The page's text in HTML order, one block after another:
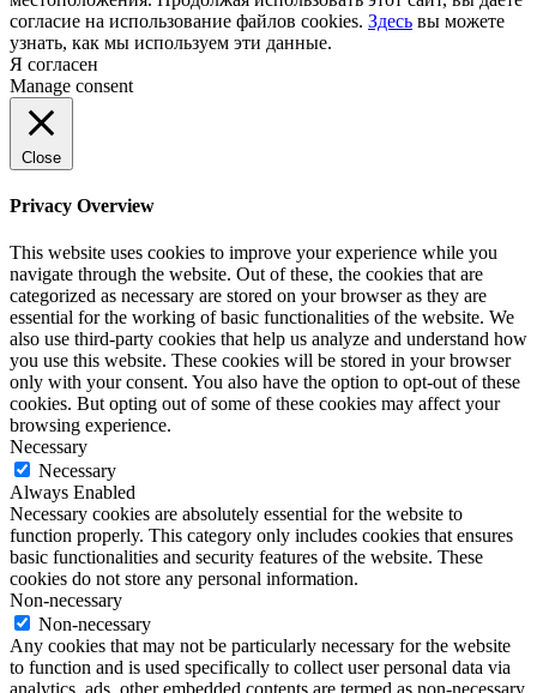
согласие на использование файлов cookies. Здесь вы можете
узнать, как мы используем эти данные.
Я согласен
Manage consent
Close
Privacy Overview
This website uses cookies to improve your experience while you
navigate through the website. Out of these, the cookies that are
categorized as necessary are stored on your browser as they are
essential for the working of basic functionalities of the website. We
also use third-party cookies that help us analyze and understand how
you use this website. These cookies will be stored in your browser
only with your consent. You also have the option to opt-out of these
cookies. But opting out of some of these cookies may affect your
browsing experience.
Necessary
Necessary
Always Enabled
Necessary cookies are absolutely essential for the website to
function properly. This category only includes cookies that ensures
basic functionalities and security features of the website. These
cookies do not store any personal information.
Non-necessary
Non-necessary
Any cookies that may not be particularly necessary for the website
to function and is used specifically to collect user personal data via